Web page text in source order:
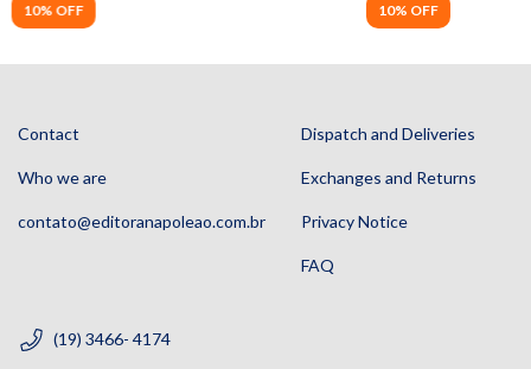
10% OFF 10% OFF
Contact
Who we are
contato@editoranapoleao.com.br
Dispatch and Deliveries
Exchanges and Returns
Privacy Notice
FAQ
(19) 3466- 4174